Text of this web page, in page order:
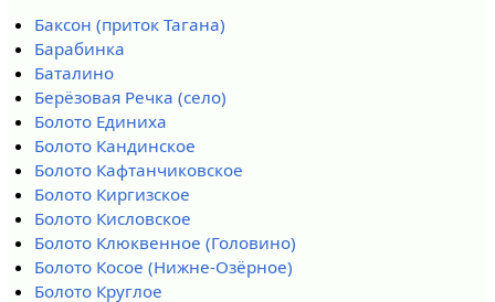
Баксон (приток Тагана)
Барабинка
Баталино
Берёзовая Речка (село)
Болото Единиха
Болото Кандинское
Болото Кафтанчиковское
Болото Киргизское
Болото Кисловское
Болото Клюквенное (Головино)
Болото Косое (Нижне-Озёрное)
Болото Круглое